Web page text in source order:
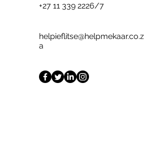
+27 11 339 2226/7
helpieflitse@helpmekaar.co.z
a